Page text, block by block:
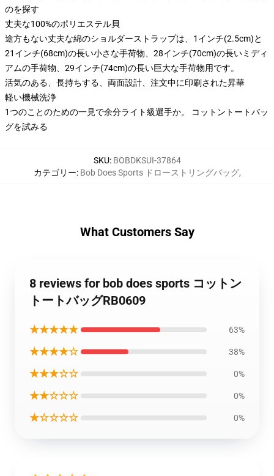
のを探す
丈夫な100%のポリエステル貝
途方もない丈夫な綿のショルダーストラップは、1インチ(2.5cm)と
21インチ(68cm)の長い小さな手荷物、28インチ(70cm)の長いミディ
アムの手荷物、29インチ(74cm)の長い巨大な手荷物用です。
活気のある、長持ちする、両面設計、注文中に印刷された昇華
軽い機械洗浄
1つのことのための一見で余分ライト級選手か。 コットントートバッ
グを試みる
SKU: BOBDKSUI-37864
カテゴリー: Bob Does Sports ドローストリングバッグ,
What Customers Say
8 reviews for bob does sports コットン
トートバッグRB0609
★★★★★ 63%
★★★★☆ 38%
★★★☆☆ 0%
★★☆☆☆ 0%
★☆☆☆☆ 0%